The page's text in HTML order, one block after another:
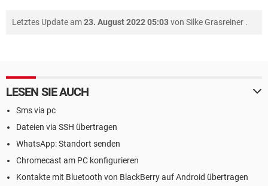
Letztes Update am23. August 2022 05:03von Silke Grasreiner .
LESEN SIE AUCH
Sms via pc
Dateien via SSH übertragen
WhatsApp: Standort senden
Chromecast am PC konfigurieren
Kontakte mit Bluetooth von BlackBerry auf Android übertragen